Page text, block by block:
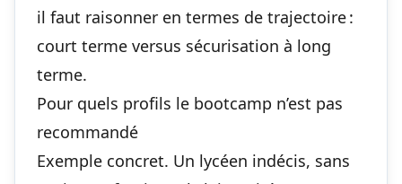
il faut raisonner en termes de trajectoire :
court terme versus sécurisation à long
terme.
Pour quels profils le bootcamp n’est pas
recommandé
Exemple concret. Un lycéen indécis, sans